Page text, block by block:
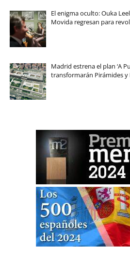
El enigma oculto: Ouka
Movida regresan para
Madrid estrena el plan ‘A
transformarán Pirámides